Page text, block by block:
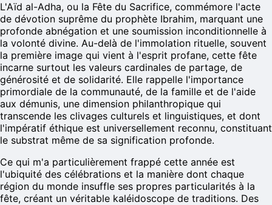
L'Aïd al-Adha, ou la Fête du Sacrifice, commémore l'acte
de dévotion suprême du prophète Ibrahim, marquant une
profonde abnégation et une soumission inconditionnelle à
la volonté divine. Au-delà de l'immolation rituelle, souvent
la première image qui vient à l'esprit profane, cette fête
incarne surtout les valeurs cardinales de partage, de
générosité et de solidarité. Elle rappelle l'importance
primordiale de la communauté, de la famille et de l'aide
aux démunis, une dimension philanthropique qui
transcende les clivages culturels et linguistiques, et dont
l'impératif éthique est universellement reconnu, constituant
le substrat même de sa signification profonde.
Ce qui m'a particulièrement frappé cette année est
l'ubiquité des célébrations et la manière dont chaque
région du monde insuffle ses propres particularités à la
fête, créant un véritable kaléidoscope de traditions. Des